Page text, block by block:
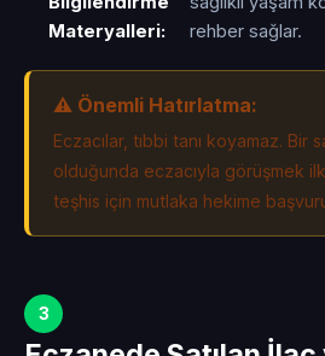
Materyalleri:
rehber sağlar.
⚠️ Önemli Hatırlatma:
Eczacılar, tıbbi tanı koyamaz. Bir
olduğunda eczacıyla görüşmek
teşhis için mutlaka hekime
3